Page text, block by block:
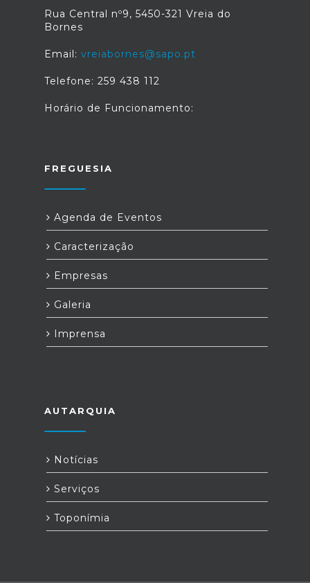
Rua Central nº9, 5450-321 Vreia do
Bornes
Email: vreiabornes@sapo.pt
Telefone: 259 438 112
Horário de Funcionamento:
FREGUESIA
Agenda de Eventos
Caracterização
Empresas
Galeria
Imprensa
AUTARQUIA
Notícias
Serviços
Toponímia